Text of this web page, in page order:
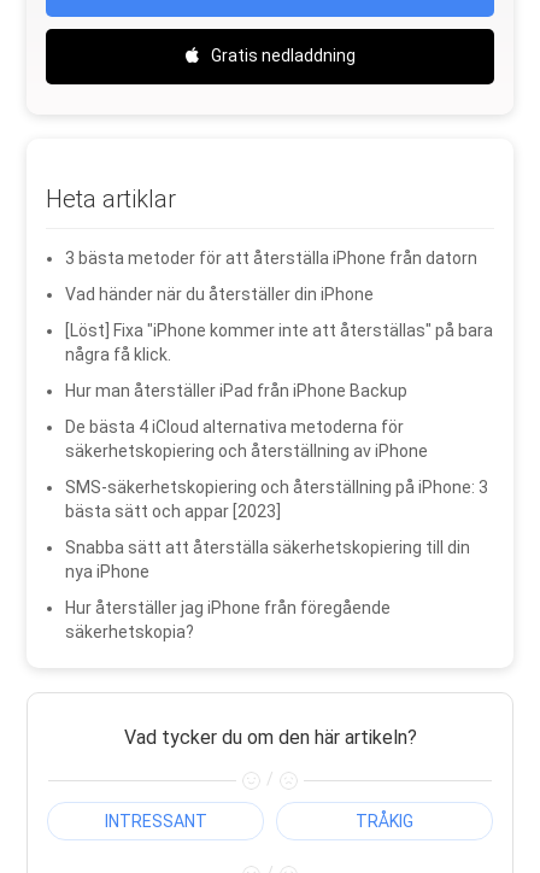
Gratis nedladdning
Heta artiklar
3 bästa metoder för att återställa iPhone från datorn
Vad händer när du återställer din iPhone
[Löst] Fixa "iPhone kommer inte att återställas" på bara
några få klick.
Hur man återställer iPad från iPhone Backup
De bästa 4 iCloud alternativa metoderna för
säkerhetskopiering och återställning av iPhone
SMS-säkerhetskopiering och återställning på iPhone: 3
bästa sätt och appar [2023]
Snabba sätt att återställa säkerhetskopiering till din
nya iPhone
Hur återställer jag iPhone från föregående
säkerhetskopia?
Vad tycker du om den här artikeln?
/
INTRESSANT TRÅKIG